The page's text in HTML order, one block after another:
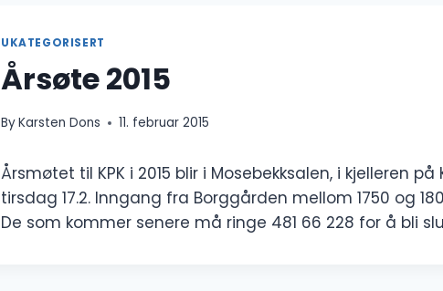
UKATEGORISERT
Årsøte 2015
ByKarsten Dons 11. februar 2015
Årsmøtet til KPK i 2015 blir i Mosebekksalen, i kjelleren
tirsdag 17.2. Inngang fra Borggården mellom 1750 og
De som kommer senere må ringe 481 66 228 for å bli